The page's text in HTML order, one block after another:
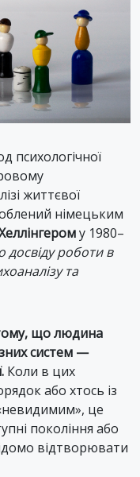
психологічної
життєвої
німецьким
у 1980–
досвіду роботи в
та
що людина
систем —
Коли в цих
або хтось із
це
покоління або
відтворювати